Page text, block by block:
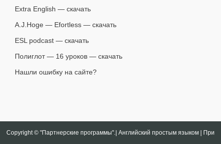
Extra English — скачать
A.J.Hoge — Efortless — скачать
ESL podcast — скачать
Полиглот — 16 уроков — скачать
Нашли ошибку на сайте?
Copyright © "Партнерские программы".| Английский простым языком | При